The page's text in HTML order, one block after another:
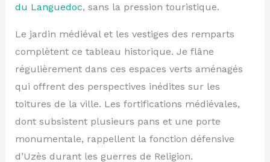
du Languedoc, sans la pression touristique.
Le jardin médiéval et les vestiges des remparts
complètent ce tableau historique. Je flâne
régulièrement dans ces espaces verts aménagés
qui offrent des perspectives inédites sur les
toitures de la ville. Les fortifications médiévales,
dont subsistent plusieurs pans et une porte
monumentale, rappellent la fonction défensive
d’Uzès durant les guerres de Religion.